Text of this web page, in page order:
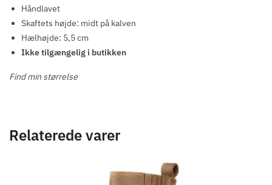
Håndlavet
Skaftets højde: midt på kalven
Hælhøjde: 5,5 cm
Ikke tilgængelig i butikken
Find min størrelse
Relaterede varer